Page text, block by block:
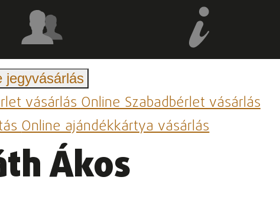
jegyvásárlás
vásárlásOnline Szabadbérlet vásárlás
Online ajándékkártya vásárlás
Ákos